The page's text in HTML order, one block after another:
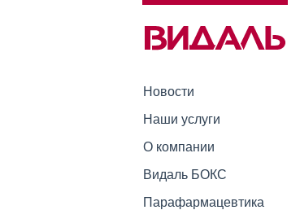
Новости
Наши услуги
О компании
Видаль БОКС
Парафармацевтика